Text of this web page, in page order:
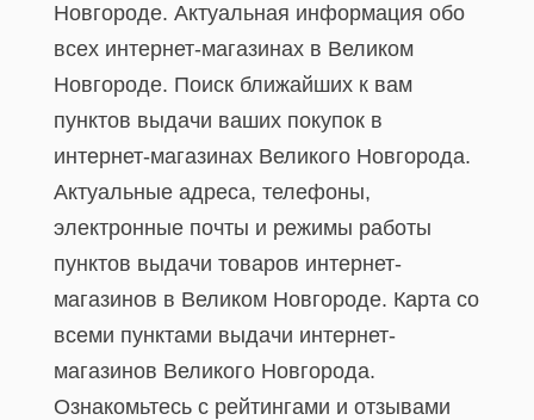
Новгороде. Актуальная информация обо
всех интернет-магазинах в Великом
Новгороде. Поиск ближайших к вам
пунктов выдачи ваших покупок в
интернет-магазинах Великого Новгорода.
Актуальные адреса, телефоны,
электронные почты и режимы работы
пунктов выдачи товаров интернет-
магазинов в Великом Новгороде. Карта со
всеми пунктами выдачи интернет-
магазинов Великого Новгорода.
Ознакомьтесь с рейтингами и отзывами